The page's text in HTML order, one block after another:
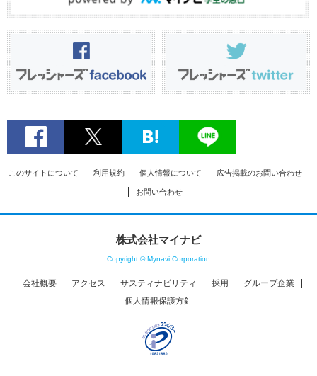
このサイトについて 利用規約 個人情報について 広告掲載のお問い合わせ
お問い合わせ
株式会社マイナビ
Copyright © Mynavi Corporation
会社概要 アクセス サスティナビリティ 採用
グループ企業
個人情報保護方針